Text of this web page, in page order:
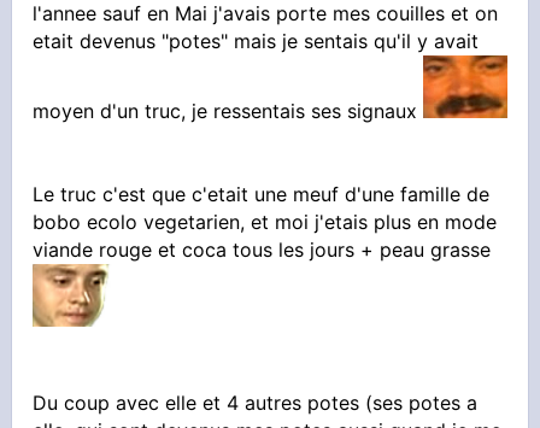
l'annee sauf en Mai j'avais porte mes couilles et on
etait devenus "potes" mais je sentais qu'il y avait
moyen d'un truc, je ressentais ses signaux
Le truc c'est que c'etait une meuf d'une famille de
bobo ecolo vegetarien, et moi j'etais plus en mode
viande rouge et coca tous les jours + peau grasse
Du coup avec elle et 4 autres potes (ses potes a